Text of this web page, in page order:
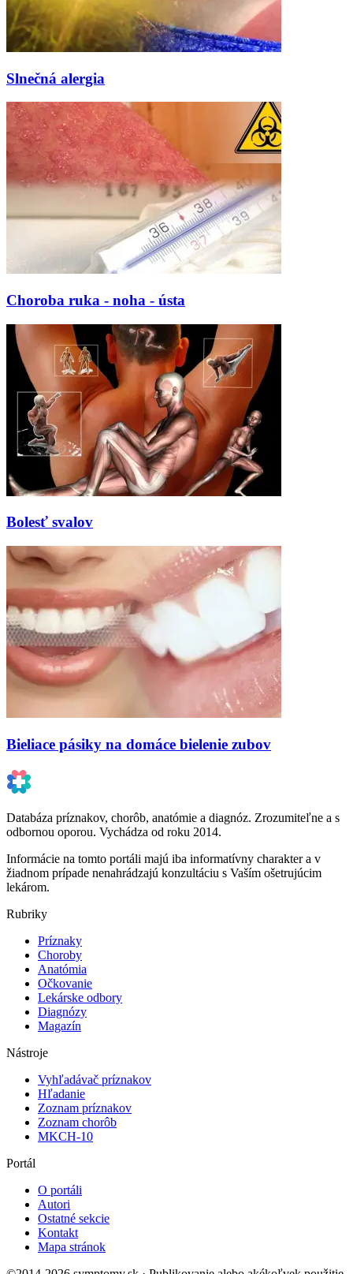
Slnečná alergia
Choroba ruka - noha - ústa
Bolesť svalov
Bieliace pásiky na domáce bielenie zubov
Databáza príznakov, chorôb, anatómie a diagnóz. Zrozumiteľne a s
odbornou oporou. Vychádza od roku 2014.
Informácie na tomto portáli majú iba informatívny charakter a v
žiadnom prípade nenahrádzajú konzultáciu s Vaším ošetrujúcim
lekárom.
Rubriky
Príznaky
Choroby
Anatómia
Očkovanie
Lekárske odbory
Diagnózy
Magazín
Nástroje
Vyhľadávač príznakov
Hľadanie
Zoznam príznakov
Zoznam chorôb
MKCH-10
Portál
O portáli
Autori
Ostatné sekcie
Kontakt
Mapa stránok